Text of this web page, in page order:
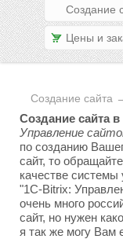
Создание
Цены и
Создание сайта
Создание сайта
Управление
по созданию
сайт, то
качестве
"1C-Bitrix:
очень много
сайт, но нужен
я так же могу Вам